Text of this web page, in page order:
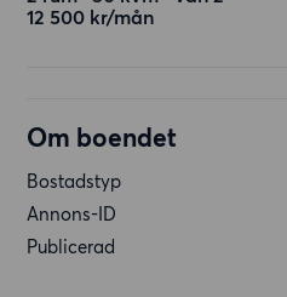
12 500 kr/mån
Om boendet
Bostadstyp
Annons-ID
Publicerad